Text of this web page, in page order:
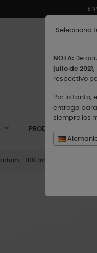
Selecciona
NOTA: De
julio de 2021 ,
respectivo
Por lo tanto,
entrega para
siempre los
PRODUCTOS
- 100 ml.